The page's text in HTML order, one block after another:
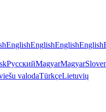
EnglishEnglishEnglishEnglish
РусскийMagyarMagyar
valodaTürkçeLietuvių